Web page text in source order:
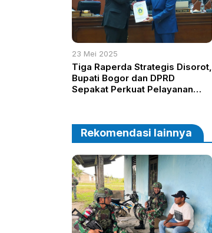
23 Mei 2025
Tiga Raperda Strategis Disorot,
Bupati Bogor dan DPRD
Sepakat Perkuat Pelayanan
Rekomendasi lainnya